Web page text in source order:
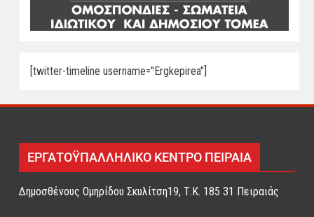
[twitter-timeline username="Ergkepirea"]
ΕΡΓΑΤΟΫΠΑΛΛΗΛΙΚΟ ΚΕΝΤΡΟ ΠΕΙΡΑΙΑ
Δημοσθένους Ομηρίδου Σκυλίτση19, Τ.Κ. 185 31 Πειραιάς